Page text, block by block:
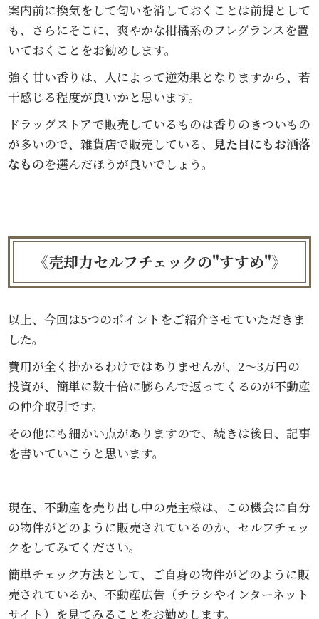
案内前に換気をして匂いを消しておくことは前提として
も、さらにそこに、 爽やかな柑橘系のフレグランスを置
いておくことをお勧めします。
強く甘い香りは、人によって逆効果となりますから、若
干感じる程度が良いかと思います。
ドラッグストアで販売しているものは香りのきついもの
が多いので、雑貨店で販売している、
見た目にもお洒落
なものを選んだほうが良いでしょう。
《売却力セルフチェックの"すすめ"》
以上、今回は5つのポイントをご紹介させていただきま
した。
費用が全く掛かるわけではありませんが、2～3万円の
投資が、簡単に数十倍に膨らんで返ってくるのが不動産
の仲介取引です。
その他にも細かい点がありますので、続きは後日、記事
を書いていこうと思います。
現在、不動産を売り出し中の売主様は、この機会に自分
の物件がどのように販売されているのか、セルフチェッ
クをしてみてください。
簡単チェック方法として、ご自身の物件がどのように販
売されているか、不動産広告（チラシやインターネット
サイト）を見てみることをお勧めします。